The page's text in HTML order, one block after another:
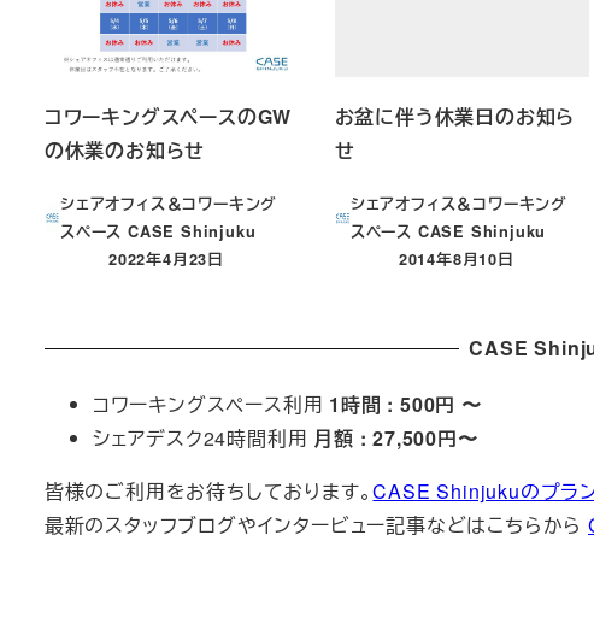
コワーキングスペースのGW
の休業のお知らせ
シェアオフィス＆コワーキング
スペース CASE Shinjuku
投稿日
2022年4月23日
お盆に伴う休業日のお知ら
せ
シェアオフィス＆コワーキング
スペース CASE Shinjuku
投稿日
2014年8月10日
CASE
コワーキングスペース利用 1時間 : 500円 〜
シェアデスク24時間利用 月額 : 27,500円〜
皆様のご利用をお待ちしております。CASE Shinjukuのプラ
最新のスタッフブログやインタービュー記事などはこちらから